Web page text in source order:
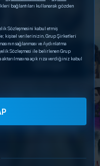
bağlantıları kullanarak gözden
Sözleşmesini kabul etmiş
kişisel verilerinizin, Grup Şirketleri
sağlanması ve Aydınlatma
Sözleşmesi ile belirlenen Grup
aktarılmasına açık rıza verdiğiniz kabul